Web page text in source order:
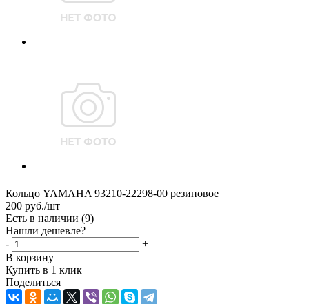
Кольцо YAMAHA 93210-22298-00 резиновое
200 руб./шт
Есть в наличии (9)
Нашли дешевле?
-
+
В корзину
Купить в 1 клик
Поделиться